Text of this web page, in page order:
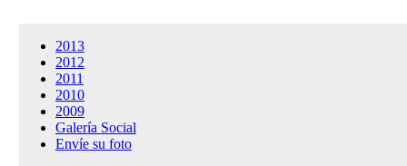
2013
2012
2011
2010
2009
Galería Social
Envíe su foto